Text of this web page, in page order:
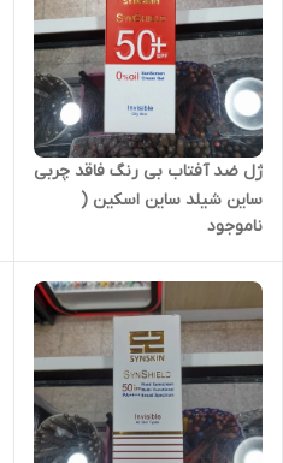
ژل ضد آفتاب بی رنگ فاقد چربی
ساین شیلد ساین اسکین (
ساینسکین )
ناموجود